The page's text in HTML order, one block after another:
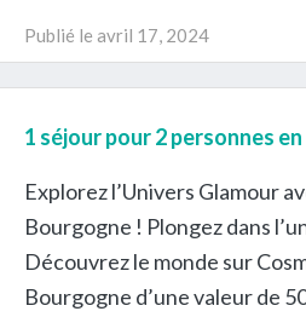
Publié le avril 17, 2024
1 séjour pour 2 personnes
Explorez l’Univers Glamour
Bourgogne ! Plongez dans
Découvrez le monde sur
Bourgogne d’une valeur de